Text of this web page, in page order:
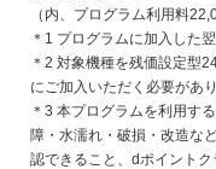
（内、プログラム利用料
＊1 プログラムに加入した
＊2 対象機種を残価設定型
にご加入いただく必要があり
＊3 本プログラムを利用す
障・水濡れ・破損・改造な
認できること、dポイント